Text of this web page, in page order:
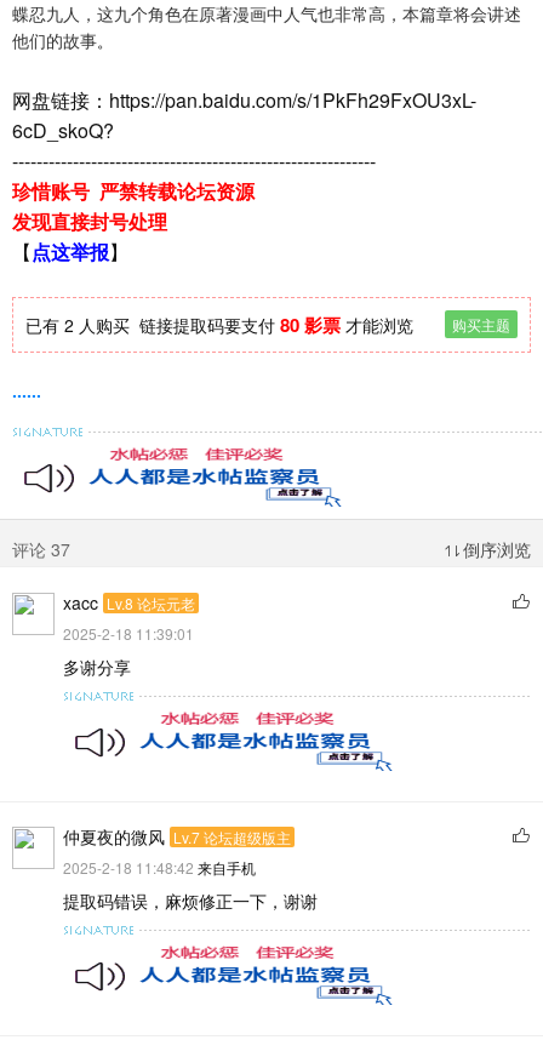
蝶忍九人，这九个角色在原著漫画中人气也非常高，本篇章将会讲述
他们的故事。
网盘链接： https://pan.baidu.com/s/1PkFh29FxOU3xL-
6cD_skoQ?
------------------------------------------------------------
珍惜账号 严禁转载论坛资源
发现直接封号处理
【点这举报】
购买主题
已有 2 人购买 链接提取码要支付 80 影票 才能浏览
......
评论 37 倒序浏览
xacc Lv.8 论坛元老
2025-2-18 11:39:01
多谢分享
仲夏夜的微风 Lv.7 论坛超级版主
2025-2-18 11:48:42 来自手机
提取码错误，麻烦修正一下，谢谢